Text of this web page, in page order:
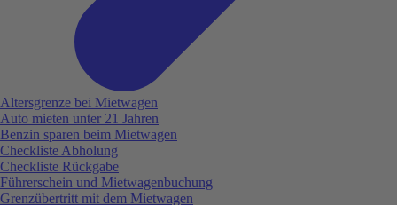
Altersgrenze bei Mietwagen
Auto mieten unter 21 Jahren
Benzin sparen beim Mietwagen
Checkliste Abholung
Checkliste Rückgabe
Führerschein und Mietwagenbuchung
Grenzübertritt mit dem Mietwagen